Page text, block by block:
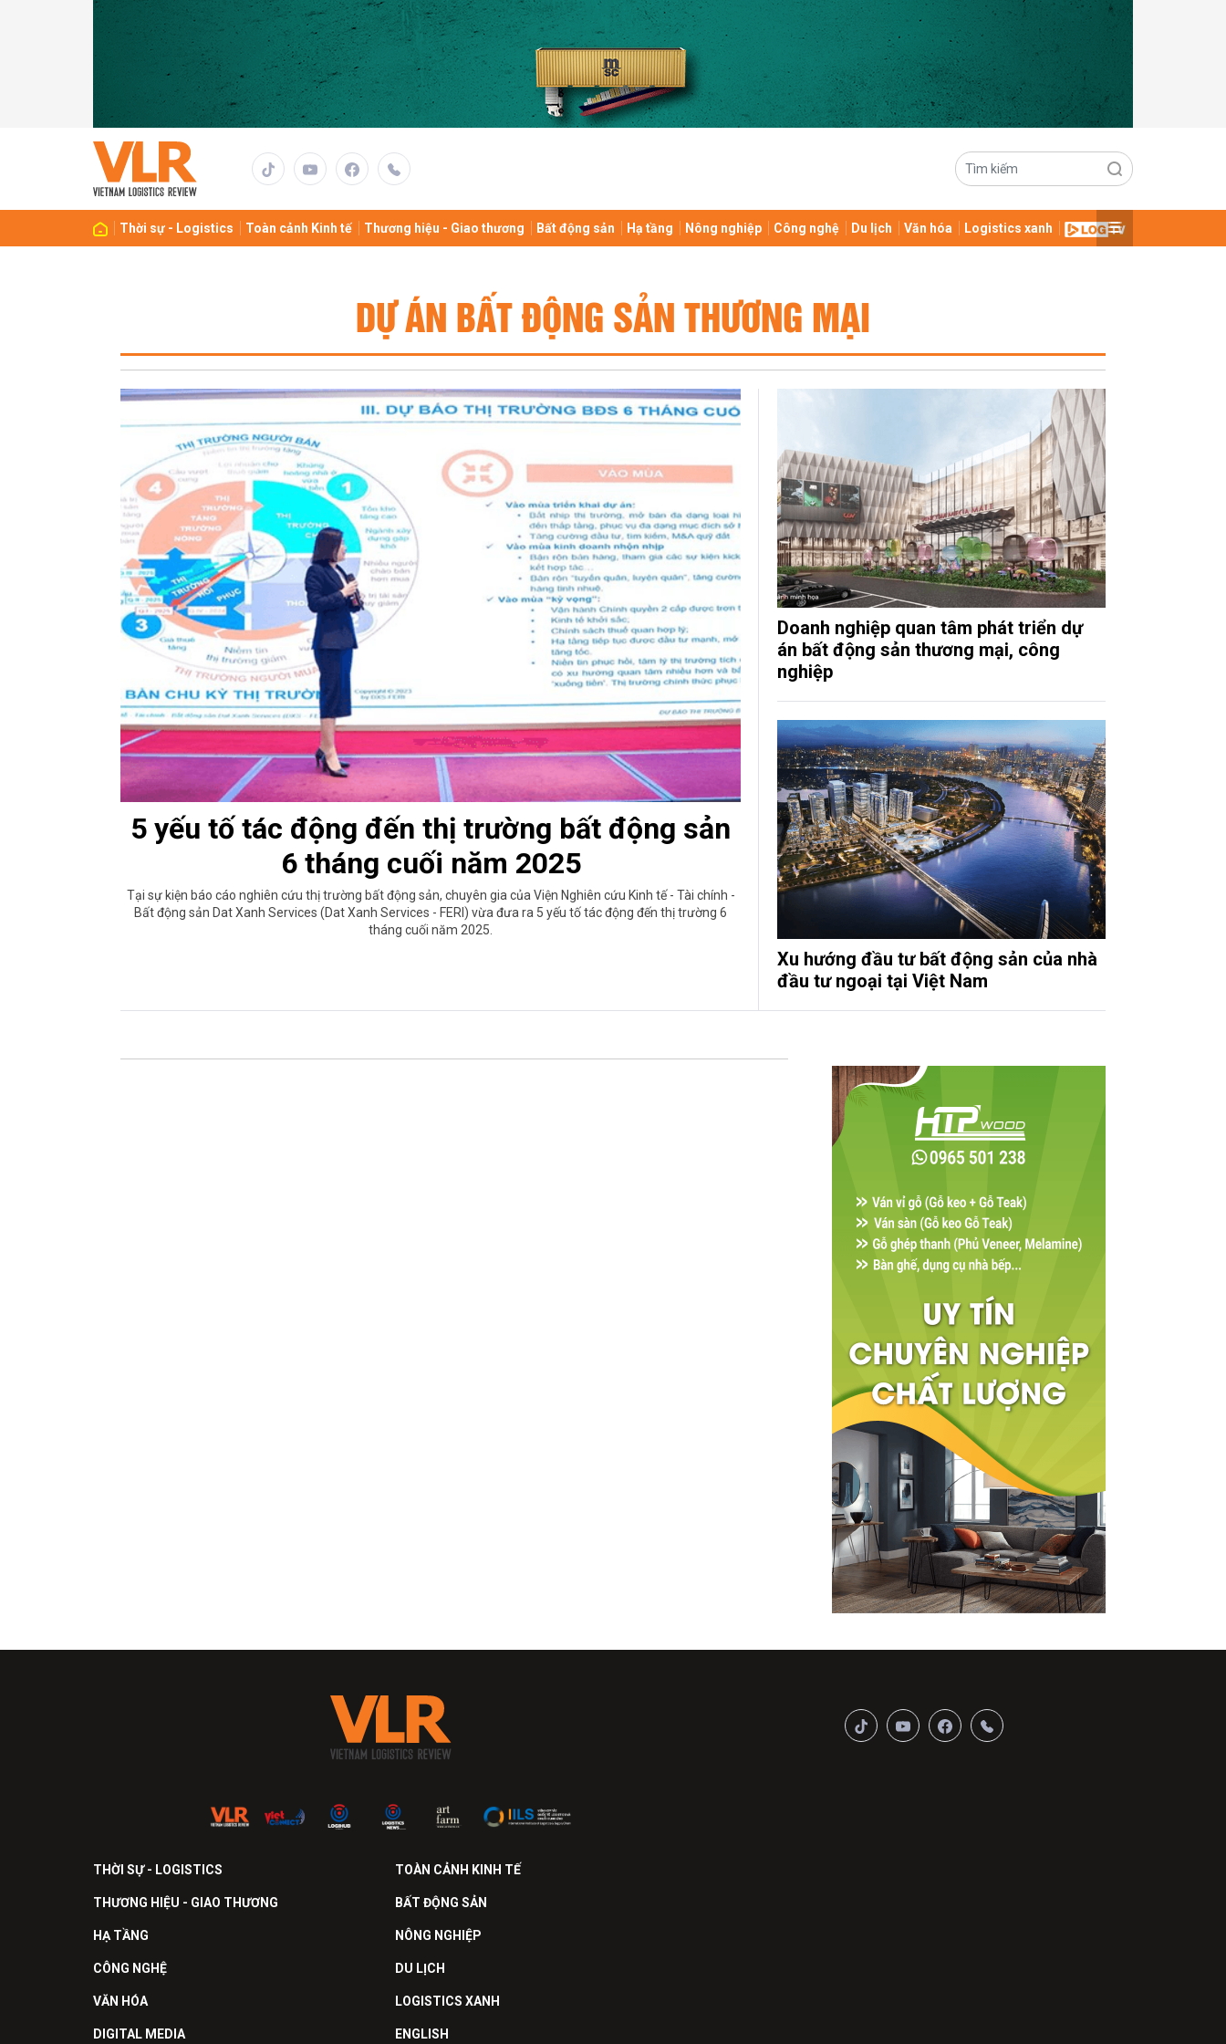
Thời sự - Logistics Toàn cảnh Kinh tế Thương hiệu - Giao thương Bất động sản Hạ tầng Nông nghiệp Công nghệ Du lịch Văn hóa Logistics xanh
DỰ ÁN BẤT ĐỘNG SẢN THƯƠNG MẠI
5 yếu tố tác động đến thị trường bất động sản
6 tháng cuối năm 2025
Tại sự kiện báo cáo nghiên cứu thị trường bất động sản, chuyên gia của Viện Nghiên cứu Kinh tế - Tài chính -
Bất động sản Dat Xanh Services (Dat Xanh Services - FERI) vừa đưa ra 5 yếu tố tác động đến thị trường 6
tháng cuối năm 2025.
Doanh nghiệp quan tâm phát triển dự
án bất động sản thương mại, công
nghiệp
Xu hướng đầu tư bất động sản của nhà
đầu tư ngoại tại Việt Nam
THỜI SỰ - LOGISTICS TOÀN CẢNH KINH TẾ
THƯƠNG HIỆU - GIAO THƯƠNG BẤT ĐỘNG SẢN
HẠ TẦNG NÔNG NGHIỆP
CÔNG NGHỆ DU LỊCH
VĂN HÓA LOGISTICS XANH
DIGITAL MEDIA ENGLISH